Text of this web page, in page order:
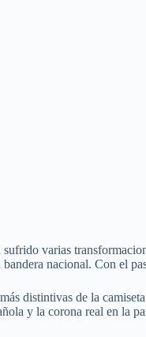
sufrido varias
nacional. Con el
distintivas de la
y la corona real en la